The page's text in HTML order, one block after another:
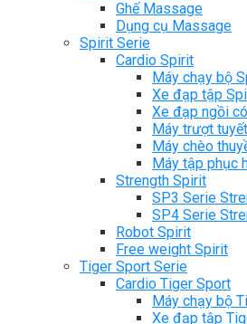
Ghế Massage
Dụng cụ Massage
Spirit Serie
Cardio Spirit
Máy chạy bộ
Xe đạp tập
Xe đạp ngồi
Máy trượt
Máy chèo
Máy tập phục
Strength Spirit
SP3 Serie
SP4 Serie
Robot Spirit
Free weight Spirit
Tiger Sport Serie
Cardio Tiger Sport
Máy chạy bộ
Xe đạp tập